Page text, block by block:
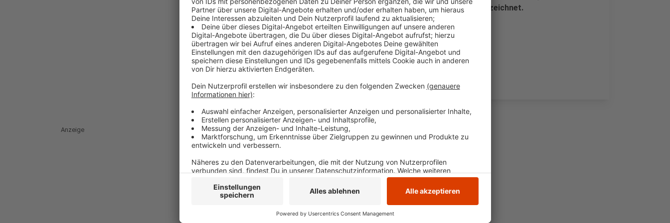
gesperrt. Die Umleitungen sind mit dem Roten Punkt gekennzeichnet.
Veröffentlicht:Mittwoch, 15.11.2023 15:38
Anzeige
Anzeige